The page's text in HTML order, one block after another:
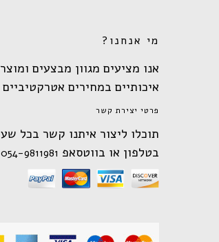
מי אנחנו?
אנו מציעים מגוון מבצעים
איכותיים במחירים אטרקטיביים
פרטי יצירת קשר
תוכלו ליצור איתנו קשר בכל
בטלפון או בווטסאפ 054-9811981